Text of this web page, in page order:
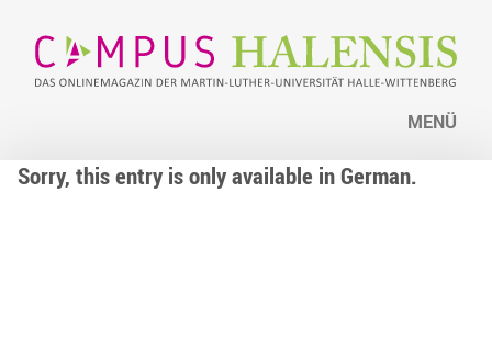
MENÜ
Sorry, this entry is only available in German.